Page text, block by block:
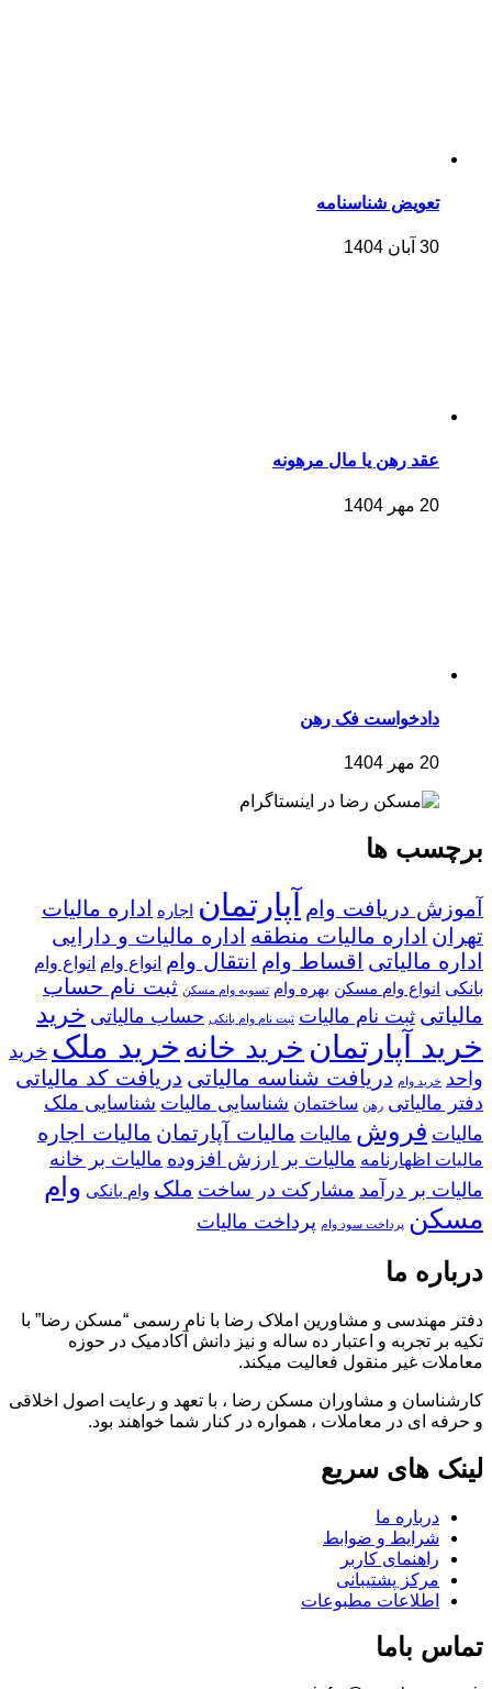
تعویض شناسنامه
30 آبان 1404
عقد رهن یا مال مرهونه
20 مهر 1404
دادخواست فک رهن
20 مهر 1404
برچسب ها
آموزش دریافت وام آپارتمان اجاره
اداره مالیات
تهران اداره مالیات منطقه اداره مالیات و دارایی
اداره مالیاتی اقساط وام انتقال وام انواع وام انواع وام
بانکی
انواع وام مسکن بهره وام تسویه وام مسکن ثبت نام حساب
مالیاتی ثبت نام مالیات ثبت نام وام بانکی حساب مالیاتی خرید
خرید آپارتمان خرید خانه خرید ملک خرید
واحد خرید وام دریافت شناسه مالیاتی دریافت کد مالیاتی
دفتر مالیاتی رهن ساختمان شناسایی مالیات شناسایی ملک
مالیات فروش مالیات مالیات آپارتمان مالیات اجاره
مالیات اظهارنامه مالیات بر ارزش افزوده مالیات بر خانه
مالیات بر درآمد مشارکت در ساخت ملک وام بانکی وام
مسکن پرداخت سود وام پرداخت مالیات
درباره ما
دفتر مهندسی و مشاورین املاک رضا با نام رسمی “مسکن رضا” با
تکیه بر تجربه و اعتبار ده ساله و نیز دانش آکادمیک در حوزه
معاملات غیر منقول فعالیت میکند.
کارشناسان و مشاوران مسکن رضا ، با تعهد و رعایت اصول اخلاقی
و حرفه ای در معاملات ، همواره در کنار شما خواهند بود.
لینک های سریع
درباره ما
شرایط و ضوابط
راهنمای کاربر
مرکز پشتیبانی
اطلاعات مطبوعات
تماس باما